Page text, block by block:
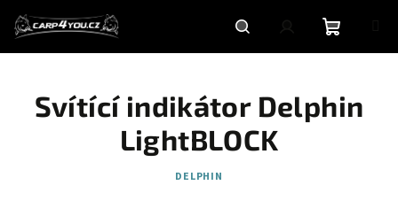
obsah
HledatPřihlášeníNákupní
košík
Svítící indikátor Delphin
LightBLOCK
DELPHIN